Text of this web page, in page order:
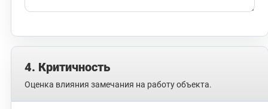
4. Критичность
Оценка влияния замечания на работу объекта.